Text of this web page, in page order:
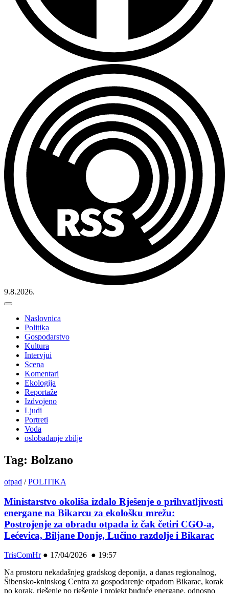
9.8.2026.
Naslovnica
Politika
Gospodarstvo
Kultura
Intervjui
Scena
Komentari
Ekologija
Reportaže
Izdvojeno
Ljudi
Portreti
Voda
oslobađanje zbilje
Tag: Bolzano
otpad /POLITIKA
Ministarstvo okoliša izdalo Rješenje o prihvatljivosti
energane na Bikarcu za ekološku mrežu:
Postrojenje za obradu otpada iz čak četiri CGO-a,
Lećevica, Biljane Donje, Lučino razdolje i Bikarac
TrisComHr● 17/04/2026 ● 19:57
Na prostoru nekadašnjeg gradskog deponija, a danas regionalnog,
Šibensko-kninskog Centra za gospodarenje otpadom Bikarac, korak
po korak, rješenje po rješenje i projekt buduće energane, odnosno